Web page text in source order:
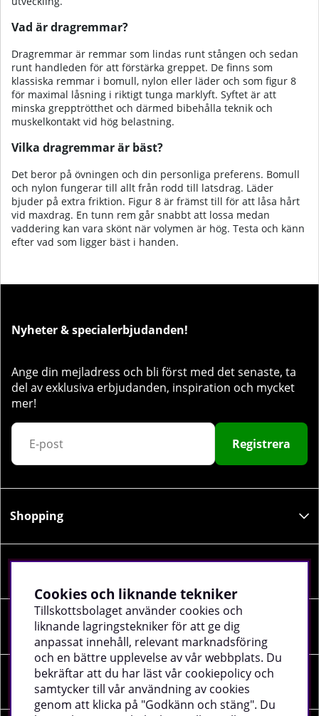
Vad är dragremmar?
Dragremmar är remmar som lindas runt stången och sedan
runt handleden för att förstärka greppet. De finns som
klassiska remmar i bomull, nylon eller läder och som figur 8
för maximal låsning i riktigt tunga marklyft. Syftet är att
minska grepptrötthet och därmed bibehålla teknik och
muskelkontakt vid hög belastning.
Vilka dragremmar är bäst?
Det beror på övningen och din personliga preferens. Bomull
och nylon fungerar till allt från rodd till latsdrag. Läder
bjuder på extra friktion. Figur 8 är främst till för att låsa hårt
vid maxdrag. En tunn rem går snabbt att lossa medan
vaddering kan vara skönt när volymen är hög. Testa och känn
efter vad som ligger bäst i handen.
Nyheter & specialerbjudanden!
Ange din mejladress och bli först med det senaste, ta
del av exklusiva erbjudanden, inspiration och mycket
mer!
Registrera
Shopping
Sociala medier
Företagsuppgifter
Cookies och liknande tekniker
Tillskottsbolaget använder cookies och
liknande lagringstekniker för att ge dig
anpassat innehåll, relevant marknadsföring
och en bättre upplevelse av vår webbplats. Du
bekräftar att du har läst vår cookiepolicy och
samtycker till vår användning av cookies
genom att klicka på "Godkänn och stäng". Du